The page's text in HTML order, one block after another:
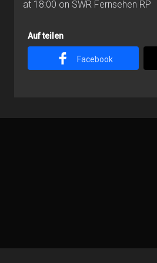
at 18:00 on SWR Fernsehen RP
Auf teilen
Facebook